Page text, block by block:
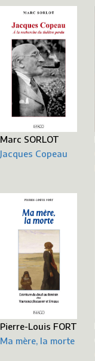
Marc SORLOT
Jacques Copeau
Pierre-Louis FORT
Ma mère, la morte